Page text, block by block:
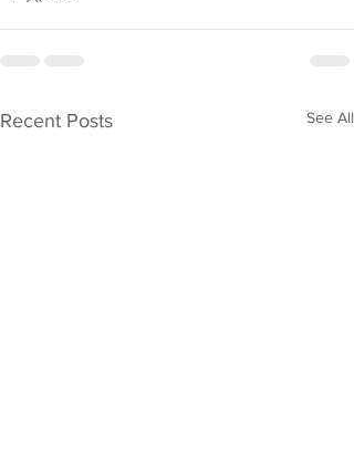
Recent Posts See All